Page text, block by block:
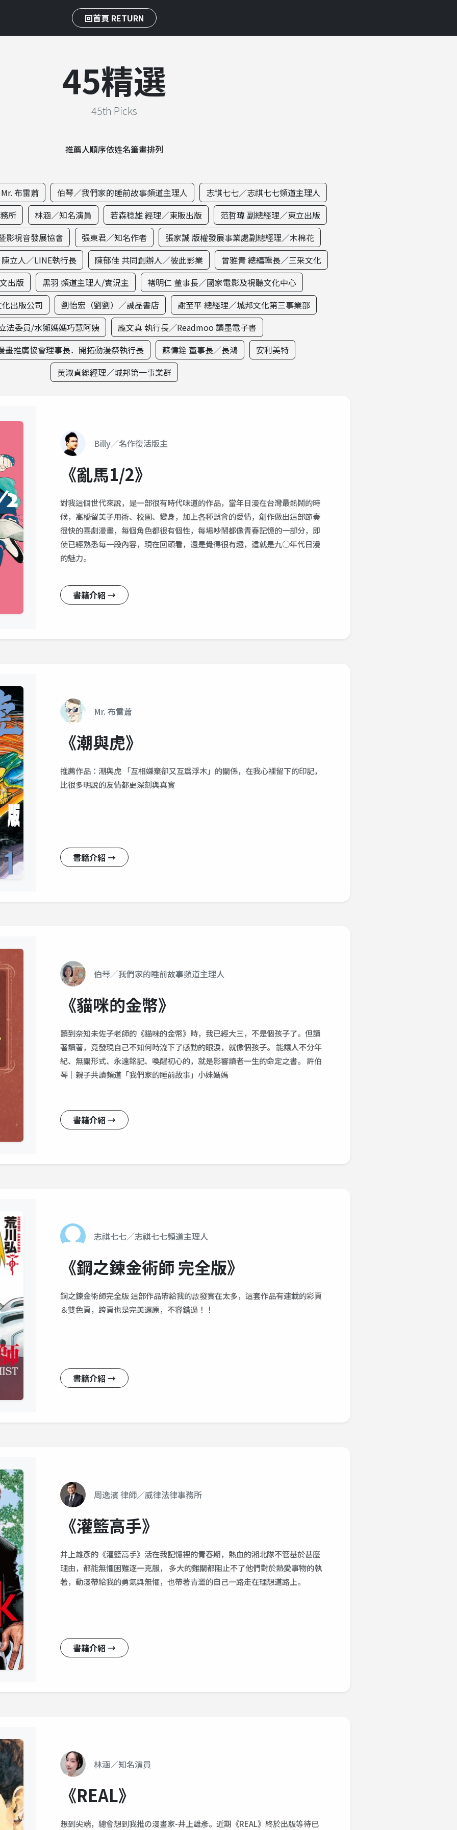
回首頁 RETURN
45精選
45th Picks
推薦人順序依姓名筆畫排列
Mr. 布雷蕭 伯琴／我們家的睡前故事頻道主理人
志祺七七／志祺七七頻道主理人
所
林涵／知名演員 若森稔雄 經理／東販出版
范哲瑋 副總經理／東立出版
影視音發展協會
張東君／知名作者
張家誠 版權發展事業處副總經理／木棉花
陳立人／LINE執行長
陳郁佳 共同創辦人／彼此影業
曾雅青 總編輯長／三采文化
出版
黑羽 頻道主理人/實況主
褚明仁 董事長／國家電影及視聽文化中心
出版公司
劉怡宏（劉劉）／誠品書店
謝至平 總經理／城邦文化第三事業部
法委員/水獺媽媽巧慧阿姨
龐文真 執行長／Readmoo 讀墨電子書
畫推廣協會理事長．開拓動漫祭執行長
蘇偉銓 董事長／長鴻
安利美特
黃淑貞總經理／城邦第一事業群
Billy／名作復活版主
《亂馬1/2》
對我這個世代來說，是一部很有時代味道的作品，當年日漫在台灣最熱鬧的時
候，高橋留美子用術、校園、變身，加上各種誤會的愛情，創作做出這部節奏
很快的喜劇漫畫，每個角色都很有個性，每場吵鬧都像青春記憶的一部分，即
使已經熟悉每一段內容，現在回頭看，還是覺得很有趣，這就是九○年代日漫
的魅力。
書籍介紹 →
Mr. 布雷蕭
《潮與虎》
推薦作品：潮與虎 「互相嫌棄卻又互爲浮木」的關係，在我心裡留下的印記，
比很多明說的友情都更深刻與真實
書籍介紹 →
伯琴／我們家的睡前故事頻道主理人
《貓咪的金幣》
讀到奈知未佐子老師的《貓咪的金幣》時，我已經大三，不是個孩子了。但讀
著讀著，竟發現自己不知何時流下了感動的眼淚，就像個孩子。 能讓人不分年
紀、無關形式、永遠銘記、喚醒初心的，就是影響讀者一生的命定之書。 許伯
琴｜親子共讀頻道「我們家的睡前故事」小妹媽媽
書籍介紹 →
志祺七七／志祺七七頻道主理人
《鋼之鍊金術師 完全版》
鋼之鍊金術師完全版 這部作品帶給我的啟發實在太多，這套作品有連載的彩頁
＆雙色頁，跨頁也是完美還原，不容錯過！！
書籍介紹 →
周逸濱 律師／威律法律事務所
《灌籃高手》
井上雄彥的《灌籃高手》活在我記憶裡的青春期，熱血的湘北隊不管基於甚麼
理由，都能無懼困難逐一克服， 多大的難關都阻止不了他們對於熱愛事物的執
著，動漫帶給我的勇氣與無懼，也帶著青澀的自己一路走在理想道路上。
書籍介紹 →
林涵／知名演員
《REAL》
想到尖端，總會想到我推の漫畫家-井上雄彥。近期《REAL》終於出版等待已